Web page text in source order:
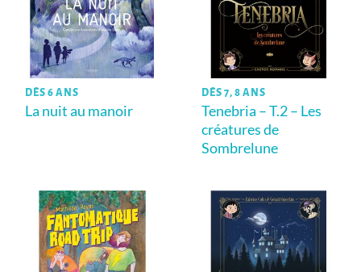
DÈS 6 ANS
La nuit au manoir
DÈS 7, 8 ANS
Tenebria – T.2 – Les
créatures de
Sombrelune